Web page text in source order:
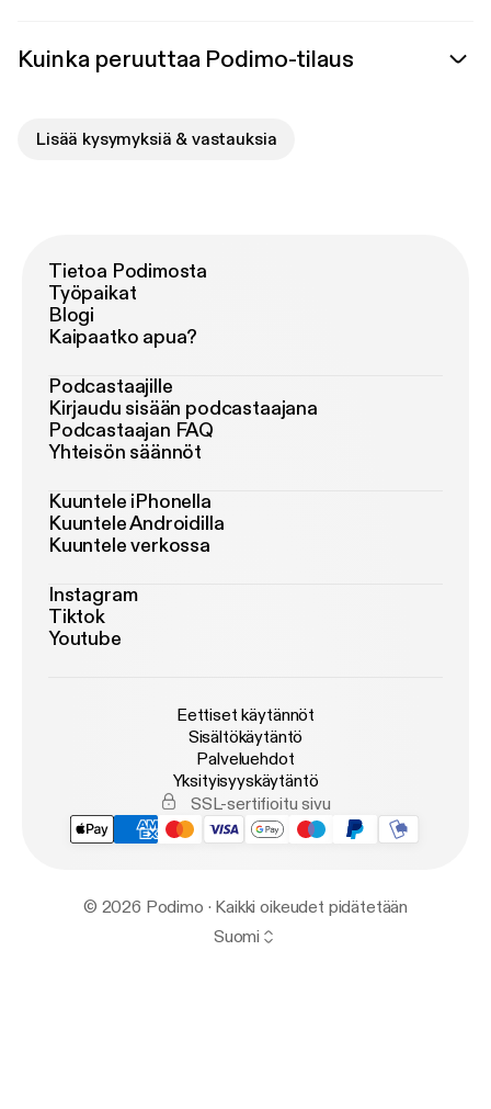
Kuinka peruuttaa Podimo-tilaus
Lisää kysymyksiä & vastauksia
Tietoa Podimosta
Työpaikat
Blogi
Kaipaatko apua?
Podcastaajille
Kirjaudu sisään podcastaajana
Podcastaajan FAQ
Yhteisön säännöt
Kuuntele iPhonella
Kuuntele Androidilla
Kuuntele verkossa
Instagram
Tiktok
Youtube
Eettiset käytännöt
Sisältökäytäntö
Palveluehdot
Yksityisyyskäytäntö
SSL-sertifioitu sivu
© 2026 Podimo · Kaikki oikeudet pidätetään
Suomi